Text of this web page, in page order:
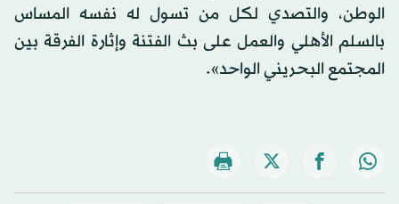
الوطن، والتصدي لكل من تسول له نفسه المساس
بالسلم الأهلي والعمل على بث الفتنة وإثارة الفرقة بين
المجتمع البحريني الواحد».